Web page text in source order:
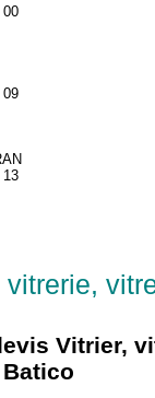
00
09
13
vitrerie,
Vitrier,